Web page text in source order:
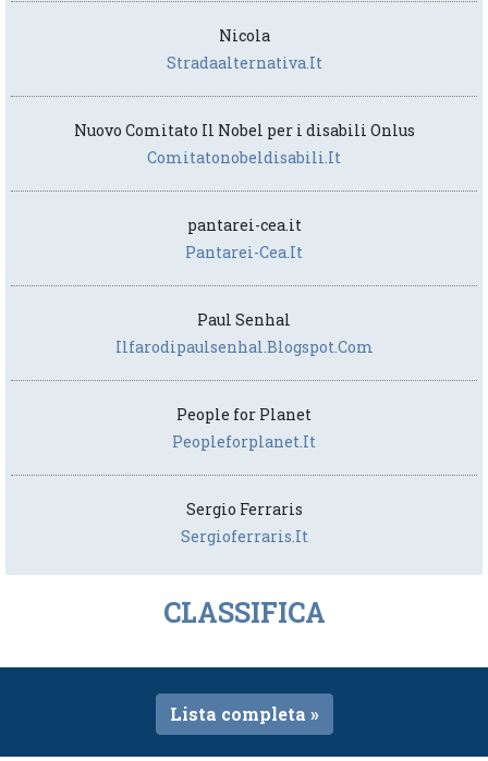
Nicola
Stradaalternativa.it
Nuovo Comitato Il Nobel per i disabili Onlus
Comitatonobeldisabili.it
pantarei-cea.it
Pantarei-Cea.it
Paul Senhal
Ilfarodipaulsenhal.blogspot.com
People for Planet
Peopleforplanet.it
Sergio Ferraris
Sergioferraris.it
CLASSIFICA
Lista completa »